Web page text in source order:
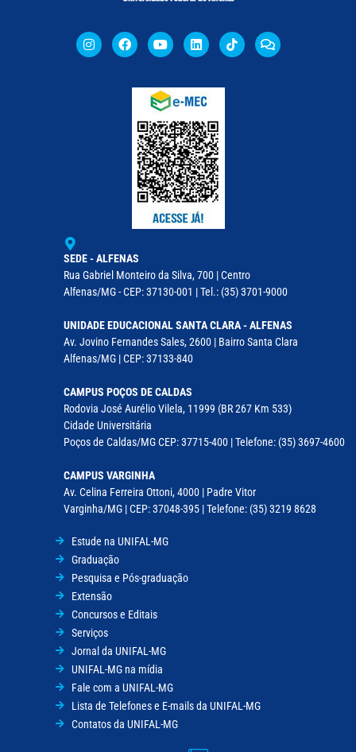
SEDE - ALFENAS
Rua Gabriel Monteiro da Silva, 700 | Centro
Alfenas/MG - CEP: 37130-001 | Tel.: (35) 3701-9000
UNIDADE EDUCACIONAL SANTA CLARA - ALFENAS
Av. Jovino Fernandes Sales, 2600 | Bairro Santa Clara
Alfenas/MG | CEP: 37133-840
CAMPUS POÇOS DE CALDAS
Rodovia José Aurélio Vilela, 11999 (BR 267 Km 533)
Cidade Universitária
Poços de Caldas/MG CEP: 37715-400 | Telefone: (35) 3697-4600
CAMPUS VARGINHA
Av. Celina Ferreira Ottoni, 4000 | Padre Vitor
Varginha/MG | CEP: 37048-395 | Telefone: (35) 3219 8628
Estude na UNIFAL-MG
Graduação
Pesquisa e Pós-graduação
Extensão
Concursos e Editais
Serviços
Jornal da UNIFAL-MG
UNIFAL-MG na mídia
Fale com a UNIFAL-MG
Lista de Telefones e E-mails da UNIFAL-MG
Contatos da UNIFAL-MG